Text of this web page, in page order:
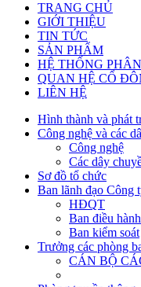
TRANG CHỦ
GIỚI THIỆU
TIN TỨC
SẢN PHẨM
HỆ THỐNG
QUAN HỆ CỔ
LIÊN HỆ
Hình thành và phát
Công nghệ và các
Công nghệ
Các dây
Sơ đồ tổ chức
Ban lãnh đạo Công
HĐQT
Ban điều hành
Ban kiểm soát
Trưởng các phòng
CÁN BỘ